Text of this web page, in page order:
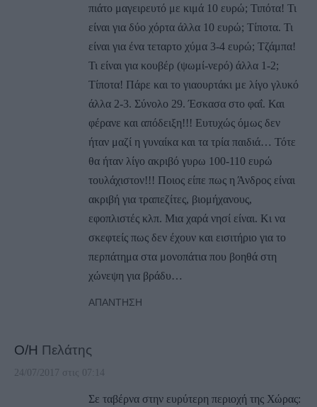
πιάτο μαγειρευτό με κιμά 10 ευρώ; Τιπότα! Τι
είναι για δύο χόρτα άλλα 10 ευρώ; Τίποτα. Τι
είναι για ένα τεταρτο χύμα 3-4 ευρώ; Τζάμπα!
Τι είναι για κουβέρ (ψωμί-νερό) άλλα 1-2;
Τίποτα! Πάρε και το γιαουρτάκι με λίγο γλυκό
άλλα 2-3. Σύνολο 29. Έσκασα στο φαΐ. Και
φέρανε και απόδειξη!!! Ευτυχώς όμως δεν
ήταν μαζί η γυναίκα και τα τρία παιδιά… Τότε
θα ήταν λίγο ακριβό γυρω 100-110 ευρώ
τουλάχιστον!!! Ποιος είπε πως η Άνδρος είναι
ακριβή για τραπεζίτες, βιομήχανους,
εφοπλιστές κλπ. Μια χαρά νησί είναι. Κι να
σκεφτείς πως δεν έχουν και εισιτήριο για το
περπάτημα στα μονοπάτια που βοηθά στη
χώνεψη για βράδυ…
ΑΠΆΝΤΗΣΗ
Ο/Η Πελάτης
24/07/2017 στις 07:14
Σε ταβέρνα στην ευρύτερη περιοχή της Χώρας: